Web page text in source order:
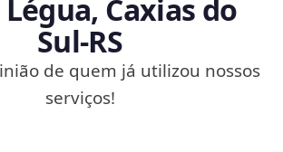
Caxias do
Sul‑RS
de quem já utilizou nossos
serviços!